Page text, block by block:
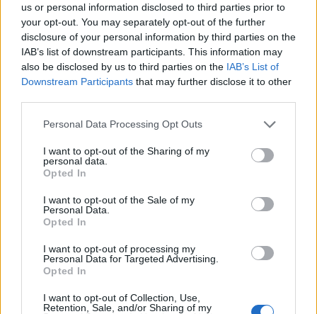
us or personal information disclosed to third parties prior to
your opt-out. You may separately opt-out of the further
disclosure of your personal information by third parties on the
IAB’s list of downstream participants. This information may
also be disclosed by us to third parties on the IAB’s List of
Downstream Participants that may further disclose it to other
Personal Data Processing Opt Outs
I want to opt-out of the Sharing of my
personal data.
Opted In
I want to opt-out of the Sale of my
Personal Data.
Opted In
I want to opt-out of processing my
Personal Data for Targeted Advertising.
Opted In
I want to opt-out of Collection, Use,
Retention, Sale, and/or Sharing of my
Im Vegitat Cigköfte finden Veganer ein Zuhause: Neben
zahlreichen veganen Spezialitäten hat sich hier auch der
Döner untergemischt. Die veganen Varianten kommen mit
ihren fleischigen Verwandten super mit und überzeugen
uns gleichzeitig mit ihrer grünen Ader. So gibt es die
sonstige Kalorienbombe als eine gesunde Alternative
zum Take-Away, wenn wir auf dem Heimweg vom
Langstrasse 192, 8005 Zürich